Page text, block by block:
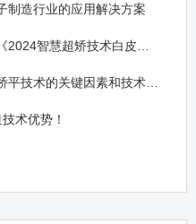
制造行业的应用解决方案
智慧超矫技术白皮书》
技术的关键因素和技术创新
术优势！